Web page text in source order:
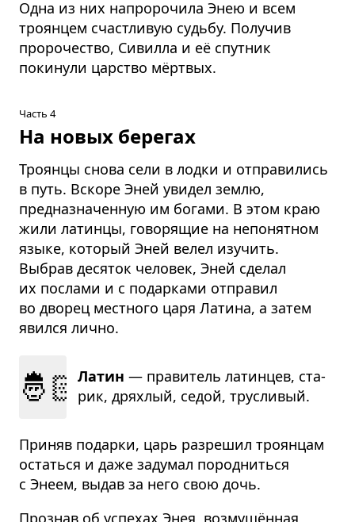
Одна из них напророчила Энею и всем
троянцем счастливую судьбу. Получив
пророчество, Сивилла и её спутник
покинули царство мёртвых.
Часть 4
На новых берегах
Троянцы снова сели в лодки и отправились
в путь. Вскоре Эней увидел землю,
предназначенную им богами. В этом краю
жили латинцы, говорящие на непонятном
языке, который Эней велел изучить.
Выбрав десяток человек, Эней сделал
их послами и с подарками отправил
во дворец местного царя Латина, а затем
явился лично.
🤴🏻Латин — пра­ви­тель латин­цев, ста­
рик, дрях­лый, седой, тру­сли­вый.
Приняв подарки, царь разрешил троянцам
остаться и даже задумал породниться
с Энеем, выдав за него свою дочь.
Прознав об успехах Энея, возмущённая